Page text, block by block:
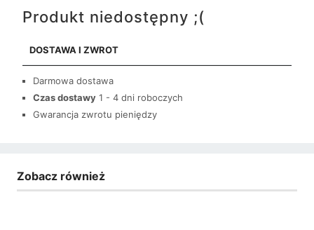
Produkt niedostępny ;(
DOSTAWA I ZWROT
Darmowa dostawa
Czas dostawy 1 - 4 dni roboczych
Gwarancja zwrotu pieniędzy
Zobacz również